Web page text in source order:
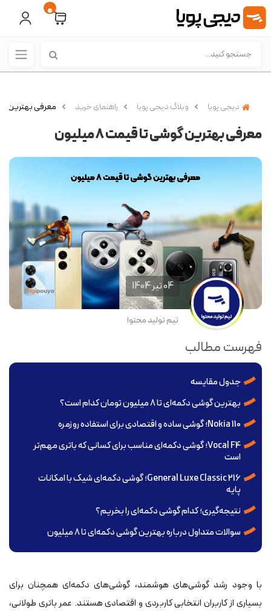
0
دیجی پویا وبلاگ دیجی پویا راهنمای خرید ​معرفی بهترین گوشی
​معرفی بهترین گوشی تا قیمت 8 میلیون
04 تير 1404
تیم تولید محتوا
فهرست مطالب
جدول مقایسه
بهترین گوشی دکمه‌ای تا ۸ میلیون تومان کدام است؟
Nokia 110؛ گوشی ساده و اقتصادی برای استفاده روزمره
Vocal F4؛ گوشی دکمه‌ای مناسب برای کسانی که باتری مهم‌تر
است
General Luxe Classic 216؛ گوشی دکمه‌ای شیک با امکانات
پایه
نتیجه‌گیری؛ کدام گوشی دکمه‌ای را بخریم؟
سوالات متداول درباره بهترین گوشی دکمه‌ای تا ۸ میلیون
با وجود رشد گوشی‌های هوشمند، گوشی‌های دکمه‌ای همچنان برای
بسیاری از کاربران انتخابی کاربردی و اقتصادی هستند. عمر باتری طولانی،